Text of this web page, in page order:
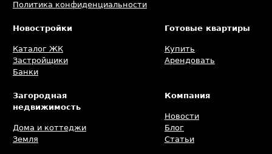
Политика конфиденциальности
Новостройки
Каталог ЖК
Застройщики
Банки
Готовые квартиры
Купить
Арендовать
Загородная
недвижимость
Дома и коттеджи
Земля
Компания
Новости
Блог
Статьи